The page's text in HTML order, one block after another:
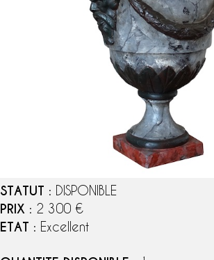
STATUT : DISPONIBLE
PRIX : 2 300 €
ETAT : Excellent